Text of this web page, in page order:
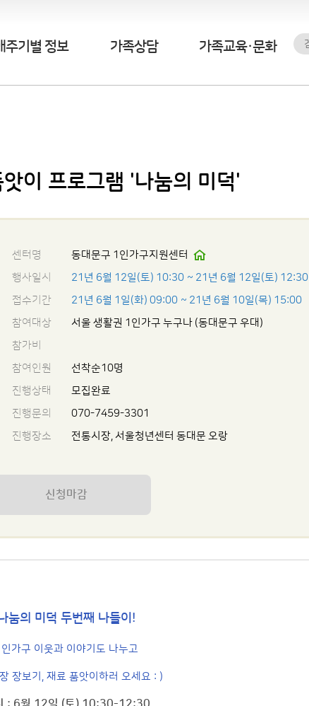
주기별 정보 가족상담 가족교육·문화
이 프로그램 '나눔의 미덕'
센터명
동대문구 1인가구지원센터
행사일시
21년 6월 12일(토) 10:30 ~ 21년 6월 12일(토) 12:30
접수기간
21년 6월 1일(화) 09:00 ~ 21년 6월 10일(목) 15:00
참여대상
서울 생활권 1인가구 누구나 (동대문구 우대)
참가비
참여인원
선착순10명
진행상태
모집완료
진행문의
070-7459-3301
진행장소
전통시장, 서울청년센터 동대문 오랑
신청마감
눔의 미덕 두번째 나들이!
가구 이웃과 이야기도 나누고
장보기, 재료 품앗이하러 오세요 : )